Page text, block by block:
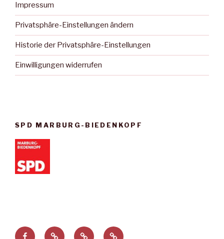
Impressum
Privatsphäre-Einstellungen ändern
Historie der Privatsphäre-Einstellungen
Einwilligungen widerrufen
SPD MARBURG-BIEDENKOPF
FacebookPrivatsphäre-
HistorieEinwilligungen